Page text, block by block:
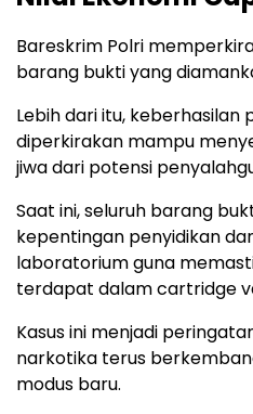
Bareskrim Polri
barang bukti yang
Lebih dari itu, keberhasilan
diperkirakan mampu
jiwa dari potensi
Saat ini, seluruh barang
kepentingan penyidikan
laboratorium guna
terdapat dalam cartridge
Kasus ini menjadi
narkotika terus
modus baru.